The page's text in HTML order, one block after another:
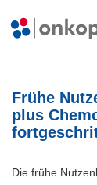
Frühe
plus
Die frühe